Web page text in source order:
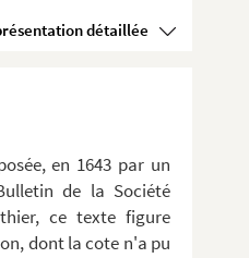
Voir la présentation détaillée
en 1643 par un
de la Société
ce texte figure
dont la cote n'a pu